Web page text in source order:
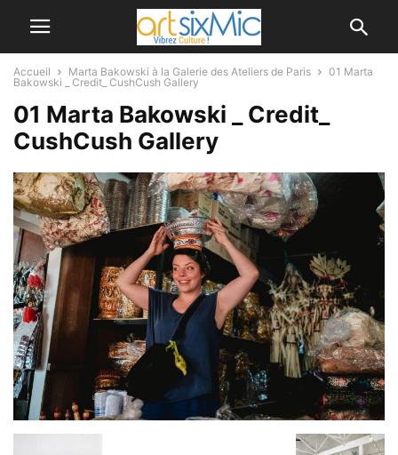
Accueil Marta Bakowski à la Galerie des Ateliers de Paris
01 Marta
Bakowski _ Credit_ CushCush Gallery
01 Marta Bakowski _ Credit_
CushCush Gallery